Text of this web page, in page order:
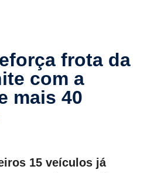
com a
mais 40
15 veículos já